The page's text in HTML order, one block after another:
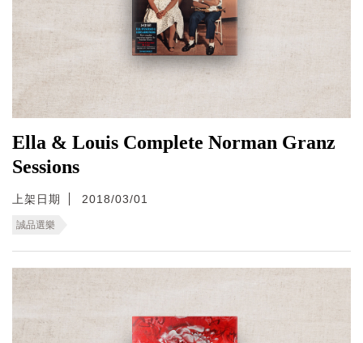
Ella & Louis Complete Norman Granz
Sessions
上架日期 2018/03/01
誠品選樂